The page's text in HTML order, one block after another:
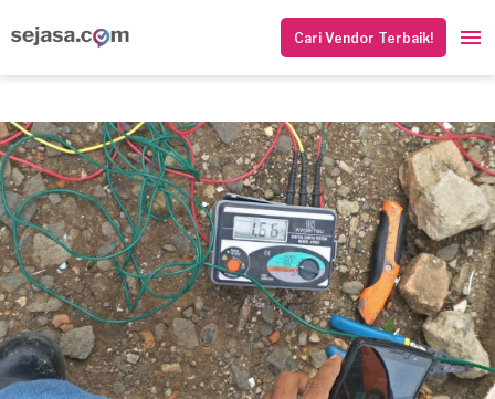
Cari Vendor Terbaik!